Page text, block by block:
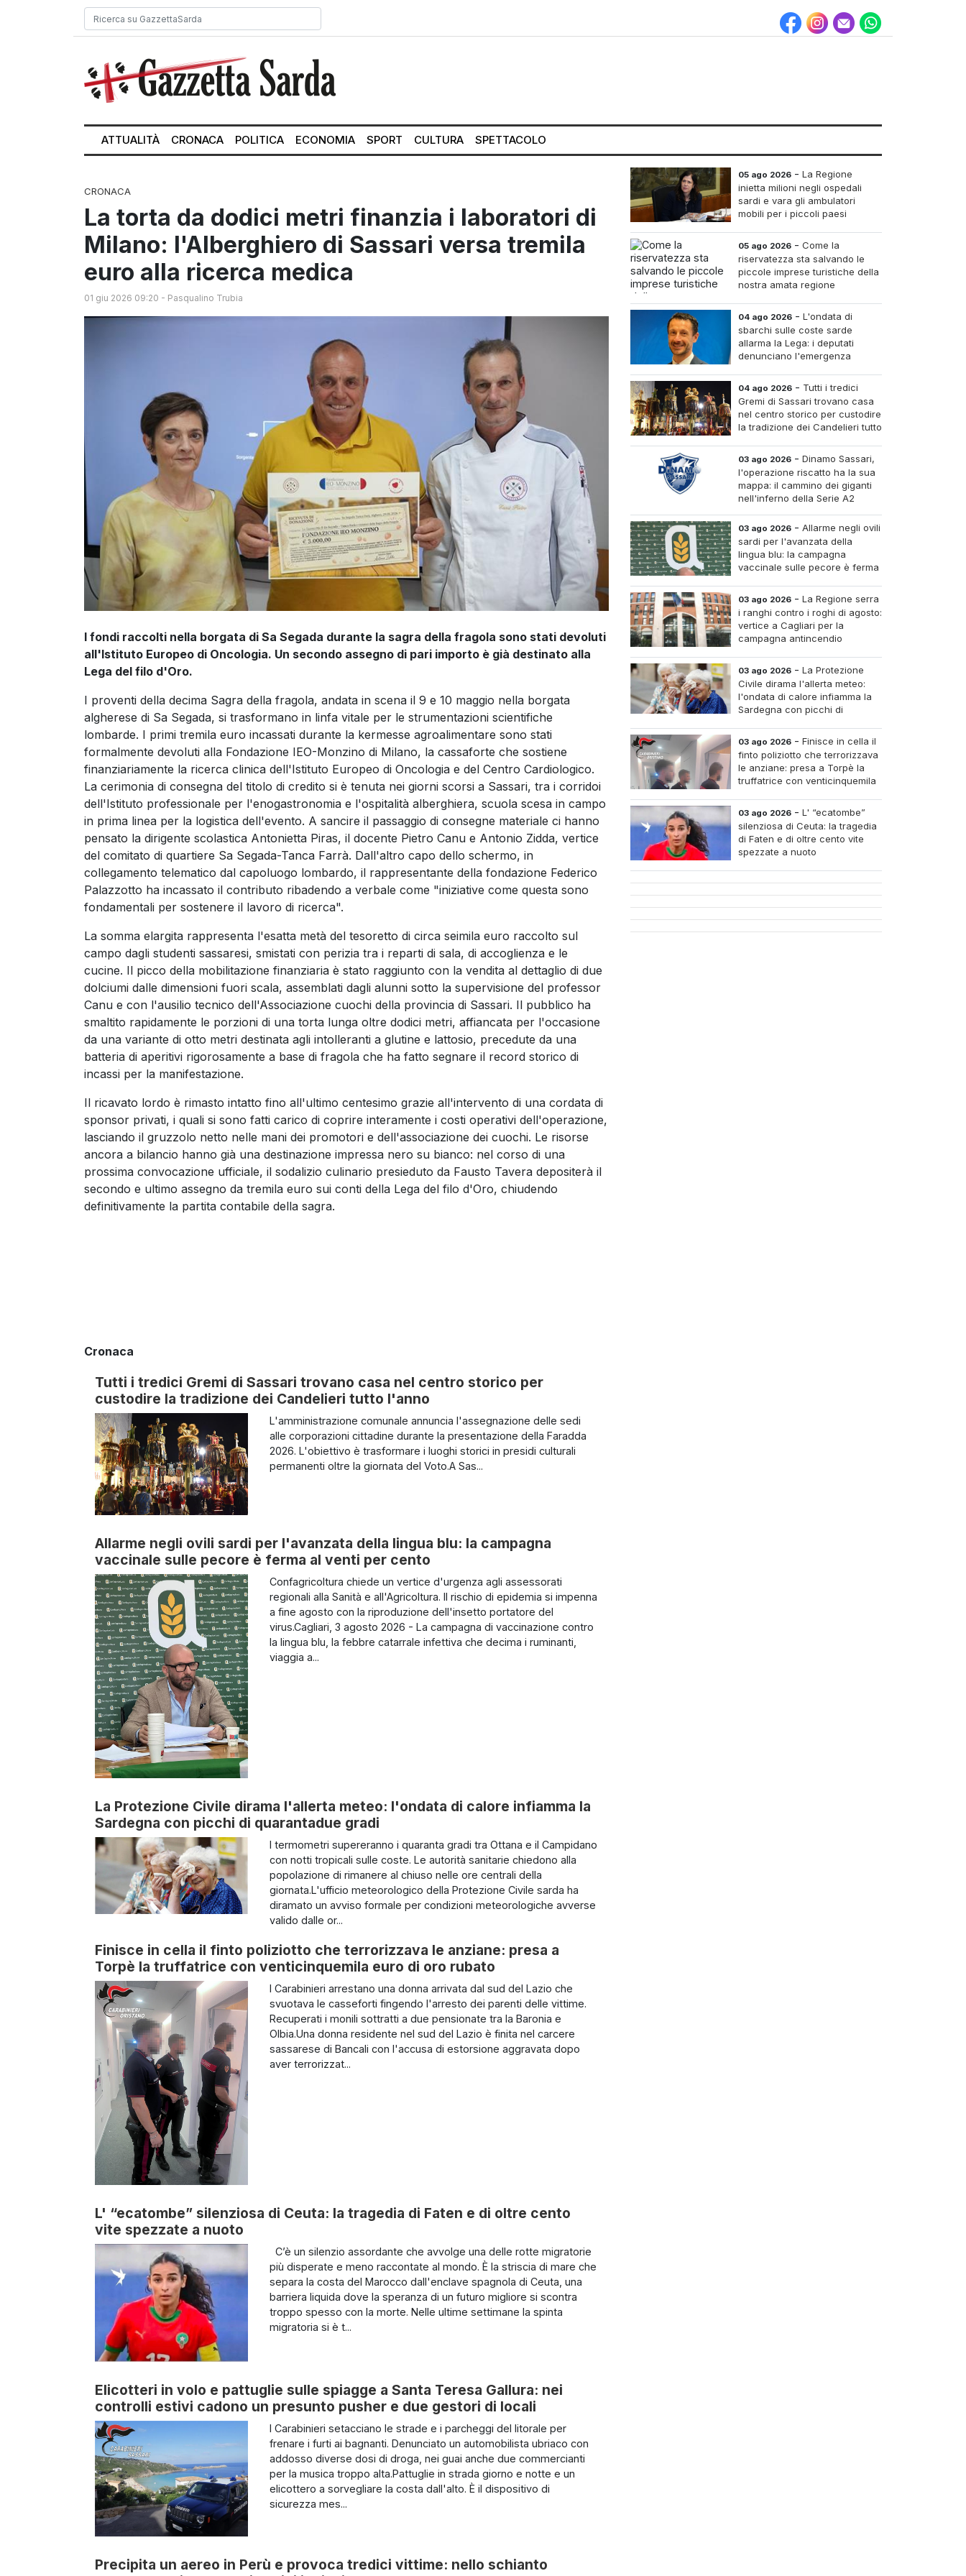
ATTUALITÀ CRONACA POLITICA ECONOMIA SPORT CULTURA SPETTACOLO
CRONACA
La torta da dodici metri finanzia i laboratori di
Milano: l'Alberghiero di Sassari versa tremila
euro alla ricerca medica
01 giu 2026 09:20 - Pasqualino Trubia
I fondi raccolti nella borgata di Sa Segada durante la sagra della fragola sono stati devoluti
all'Istituto Europeo di Oncologia. Un secondo assegno di pari importo è già destinato alla
Lega del filo d'Oro.
I proventi della decima Sagra della fragola, andata in scena il 9 e 10 maggio nella borgata
algherese di Sa Segada, si trasformano in linfa vitale per le strumentazioni scientifiche
lombarde. I primi tremila euro incassati durante la kermesse agroalimentare sono stati
formalmente devoluti alla Fondazione IEO-Monzino di Milano, la cassaforte che sostiene
finanziariamente la ricerca clinica dell'Istituto Europeo di Oncologia e del Centro Cardiologico.
La cerimonia di consegna del titolo di credito si è tenuta nei giorni scorsi a Sassari, tra i corridoi
dell'Istituto professionale per l'enogastronomia e l'ospitalità alberghiera, scuola scesa in campo
in prima linea per la logistica dell'evento. A sancire il passaggio di consegne materiale ci hanno
pensato la dirigente scolastica Antonietta Piras, il docente Pietro Canu e Antonio Zidda, vertice
del comitato di quartiere Sa Segada-Tanca Farrà. Dall'altro capo dello schermo, in
collegamento telematico dal capoluogo lombardo, il rappresentante della fondazione Federico
Palazzotto ha incassato il contributo ribadendo a verbale come "iniziative come questa sono
fondamentali per sostenere il lavoro di ricerca".
La somma elargita rappresenta l'esatta metà del tesoretto di circa seimila euro raccolto sul
campo dagli studenti sassaresi, smistati con perizia tra i reparti di sala, di accoglienza e le
cucine. Il picco della mobilitazione finanziaria è stato raggiunto con la vendita al dettaglio di due
dolciumi dalle dimensioni fuori scala, assemblati dagli alunni sotto la supervisione del professor
Canu e con l'ausilio tecnico dell'Associazione cuochi della provincia di Sassari. Il pubblico ha
smaltito rapidamente le porzioni di una torta lunga oltre dodici metri, affiancata per l'occasione
da una variante di otto metri destinata agli intolleranti a glutine e lattosio, precedute da una
batteria di aperitivi rigorosamente a base di fragola che ha fatto segnare il record storico di
incassi per la manifestazione.
Il ricavato lordo è rimasto intatto fino all'ultimo centesimo grazie all'intervento di una cordata di
sponsor privati, i quali si sono fatti carico di coprire interamente i costi operativi dell'operazione,
lasciando il gruzzolo netto nelle mani dei promotori e dell'associazione dei cuochi. Le risorse
ancora a bilancio hanno già una destinazione impressa nero su bianco: nel corso di una
prossima convocazione ufficiale, il sodalizio culinario presieduto da Fausto Tavera depositerà il
secondo e ultimo assegno da tremila euro sui conti della Lega del filo d'Oro, chiudendo
definitivamente la partita contabile della sagra.
Cronaca
Tutti i tredici Gremi di Sassari trovano casa nel centro storico per
custodire la tradizione dei Candelieri tutto l'anno
L'amministrazione comunale annuncia l'assegnazione delle sedi
alle corporazioni cittadine durante la presentazione della Faradda
2026. L'obiettivo è trasformare i luoghi storici in presidi culturali
permanenti oltre la giornata del Voto.A Sas...
Allarme negli ovili sardi per l'avanzata della lingua blu: la campagna
vaccinale sulle pecore è ferma al venti per cento
Confagricoltura chiede un vertice d'urgenza agli assessorati
regionali alla Sanità e all'Agricoltura. Il rischio di epidemia si impenna
a fine agosto con la riproduzione dell'insetto portatore del
virus.Cagliari, 3 agosto 2026 - La campagna di vaccinazione contro
la lingua blu, la febbre catarrale infettiva che decima i ruminanti,
viaggia a...
La Protezione Civile dirama l'allerta meteo: l'ondata di calore infiamma la
Sardegna con picchi di quarantadue gradi
I termometri supereranno i quaranta gradi tra Ottana e il Campidano
con notti tropicali sulle coste. Le autorità sanitarie chiedono alla
popolazione di rimanere al chiuso nelle ore centrali della
giornata.L'ufficio meteorologico della Protezione Civile sarda ha
diramato un avviso formale per condizioni meteorologiche avverse
valido dalle or...
Finisce in cella il finto poliziotto che terrorizzava le anziane: presa a
Torpè la truffatrice con venticinquemila euro di oro rubato
I Carabinieri arrestano una donna arrivata dal sud del Lazio che
svuotava le casseforti fingendo l'arresto dei parenti delle vittime.
Recuperati i monili sottratti a due pensionate tra la Baronia e
Olbia.Una donna residente nel sud del Lazio è finita nel carcere
sassarese di Bancali con l'accusa di estorsione aggravata dopo
aver terrorizzat...
L' “ecatombe” silenziosa di Ceuta: la tragedia di Faten e di oltre cento
vite spezzate a nuoto
C’è un silenzio assordante che avvolge una delle rotte migratorie
più disperate e meno raccontate al mondo. È la striscia di mare che
separa la costa del Marocco dall'enclave spagnola di Ceuta, una
barriera liquida dove la speranza di un futuro migliore si scontra
troppo spesso con la morte. Nelle ultime settimane la spinta
migratoria si è t...
Elicotteri in volo e pattuglie sulle spiagge a Santa Teresa Gallura: nei
controlli estivi cadono un presunto pusher e due gestori di locali
I Carabinieri setacciano le strade e i parcheggi del litorale per
frenare i furti ai bagnanti. Denunciato un automobilista ubriaco con
addosso diverse dosi di droga, nei guai anche due commercianti
per la musica troppo alta.Pattuglie in strada giorno e notte e un
elicottero a sorvegliare la costa dall'alto. È il dispositivo di
sicurezza mes...
Precipita un aereo in Perù e provoca tredici vittime: nello schianto
05 ago 2026 - La Regione
inietta milioni negli ospedali
sardi e vara gli ambulatori
mobili per i piccoli paesi
05 ago 2026 - Come la
riservatezza sta salvando le
piccole imprese turistiche della
nostra amata regione
04 ago 2026 - L'ondata di
sbarchi sulle coste sarde
allarma la Lega: i deputati
denunciano l'emergenza
04 ago 2026 - Tutti i tredici
Gremi di Sassari trovano casa
nel centro storico per custodire
la tradizione dei Candelieri tutto
03 ago 2026 - Dinamo Sassari,
l'operazione riscatto ha la sua
mappa: il cammino dei giganti
nell'inferno della Serie A2
03 ago 2026 - Allarme negli ovili
sardi per l'avanzata della
lingua blu: la campagna
vaccinale sulle pecore è ferma
03 ago 2026 - La Regione serra
i ranghi contro i roghi di agosto:
vertice a Cagliari per la
campagna antincendio
03 ago 2026 - La Protezione
Civile dirama l'allerta meteo:
l'ondata di calore infiamma la
Sardegna con picchi di
03 ago 2026 - Finisce in cella il
finto poliziotto che terrorizzava
le anziane: presa a Torpè la
truffatrice con venticinquemila
03 ago 2026 - L' “ecatombe”
silenziosa di Ceuta: la tragedia
di Faten e di oltre cento vite
spezzate a nuoto